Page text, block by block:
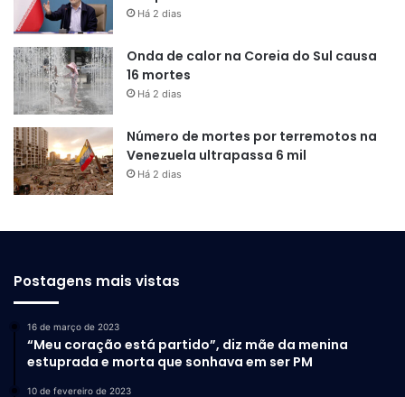
Há 2 dias
Onda de calor na Coreia do Sul causa
16 mortes
Há 2 dias
Número de mortes por terremotos na
Venezuela ultrapassa 6 mil
Há 2 dias
Postagens mais vistas
16 de março de 2023
“Meu coração está partido”, diz mãe da menina
estuprada e morta que sonhava em ser PM
10 de fevereiro de 2023